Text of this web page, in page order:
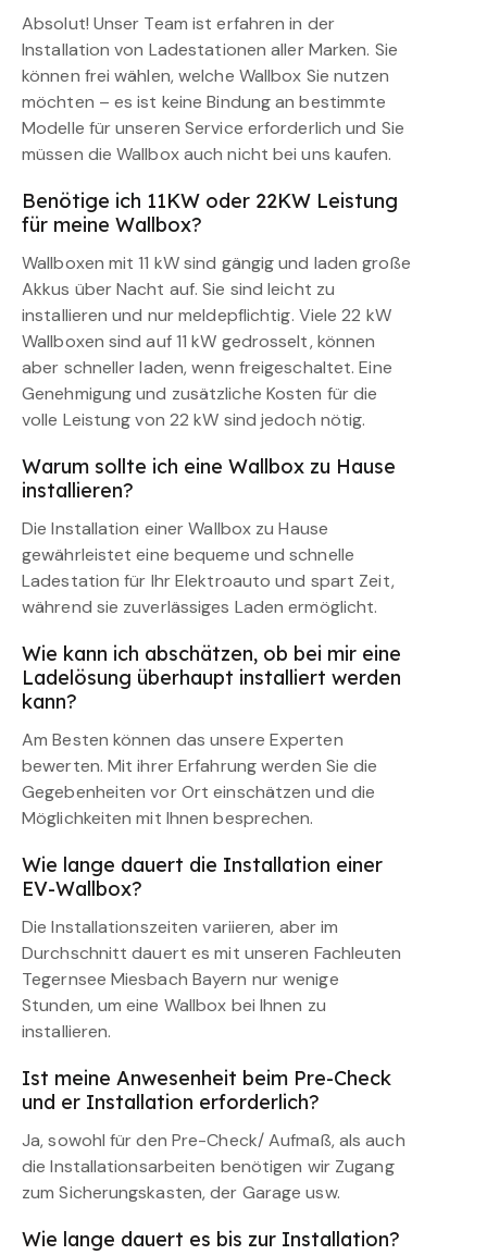
Absolut! Unser Team ist erfahren in der
Installation von Ladestationen aller Marken. Sie
können frei wählen, welche Wallbox Sie nutzen
möchten – es ist keine Bindung an bestimmte
Modelle für unseren Service erforderlich und Sie
müssen die Wallbox auch nicht bei uns kaufen.
Benötige ich 11KW oder 22KW Leistung
für meine Wallbox?
Wallboxen mit 11 kW sind gängig und laden große
Akkus über Nacht auf. Sie sind leicht zu
installieren und nur meldepflichtig. Viele 22 kW
Wallboxen sind auf 11 kW gedrosselt, können
aber schneller laden, wenn freigeschaltet. Eine
Genehmigung und zusätzliche Kosten für die
volle Leistung von 22 kW sind jedoch nötig.
Warum sollte ich eine Wallbox zu Hause
installieren?
Die Installation einer Wallbox zu Hause
gewährleistet eine bequeme und schnelle
Ladestation für Ihr Elektroauto und spart Zeit,
während sie zuverlässiges Laden ermöglicht.
Wie kann ich abschätzen, ob bei mir eine
Ladelösung überhaupt installiert werden
kann?
Am Besten können das unsere Experten
bewerten. Mit ihrer Erfahrung werden Sie die
Gegebenheiten vor Ort einschätzen und die
Möglichkeiten mit Ihnen besprechen.
Wie lange dauert die Installation einer
EV-Wallbox?
Die Installationszeiten variieren, aber im
Durchschnitt dauert es mit unseren Fachleuten
Tegernsee Miesbach Bayern nur wenige
Stunden, um eine Wallbox bei Ihnen zu
installieren.
Ist meine Anwesenheit beim Pre-Check
und er Installation erforderlich?
Ja, sowohl für den Pre-Check/ Aufmaß, als auch
die Installationsarbeiten benötigen wir Zugang
zum Sicherungskasten, der Garage usw.
Wie lange dauert es bis zur Installation?